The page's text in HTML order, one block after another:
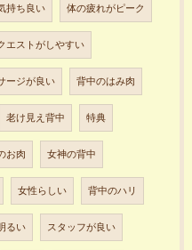
持ち良い 体の疲れがピーク
エストがしやすい
ージが良い 背中のはみ肉
老け見え背中 特典
お肉 女神の背中
女性らしい 背中のハリ
るい スタッフが良い